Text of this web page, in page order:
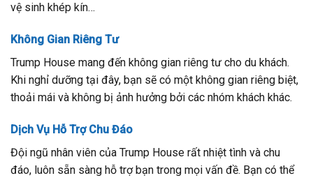
vệ sinh khép kín…
Không Gian Riêng Tư
Trump House mang đến không gian riêng tư cho du khách.
Khi nghỉ dưỡng tại đây, bạn sẽ có một không gian riêng biệt,
thoải mái và không bị ảnh hưởng bởi các nhóm khách khác.
Dịch Vụ Hỗ Trợ Chu Đáo
Đội ngũ nhân viên của Trump House rất nhiệt tình và chu
đáo, luôn sẵn sàng hỗ trợ bạn trong mọi vấn đề. Bạn có thể